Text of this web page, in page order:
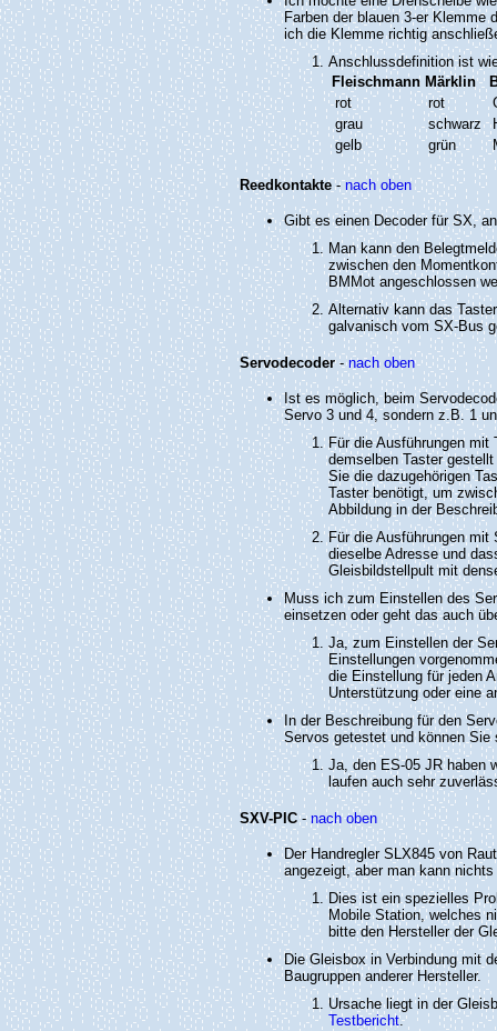
Farben der blauen 3-er Klemme
ich die Klemme richtig
Anschlussdefinition ist
Fleischmann Märklin
rot
rot
grau
schwarz
gelb
grün
Reedkontakte -nach oben
Gibt es einen Decoder für SX,
Man kann den
zwischen den
BMMot angeschlossen
Alternativ kann das
galvanisch vom SX-Bus
Servodecoder-nach oben
Ist es möglich, beim
Servo 3 und 4, sondern z.B. 1
Für die Ausführungen mit
demselben Taster
Sie die dazugehörigen
Taster benötigt, um
Abbildung in der
Für die Ausführungen mit
dieselbe Adresse und
Gleisbildstellpult mit
Muss ich zum Einstellen des
einsetzen oder geht das auch
Ja, zum Einstellen der
Einstellungen
die Einstellung für jeden
Unterstützung oder eine
In der Beschreibung für den
Servos getestet und können Sie
Ja, den ES-05 JR haben
laufen auch sehr
SXV-PIC- nach oben
Der Handregler SLX845 von
angezeigt, aber man kann nichts
Dies ist ein spezielles
Mobile Station, welches
bitte den Hersteller der
Die Gleisbox in Verbindung mit
Baugruppen anderer Hersteller.
Ursache liegt in der
Testbericht.